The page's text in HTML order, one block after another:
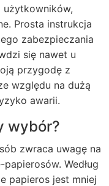
użytkowników,
Prosta instrukcja
zabezpieczania
się nawet u
przygodę z
względu na dużą
awarii.
wybór?
zwraca uwagę na
Według
papieros jest mniej